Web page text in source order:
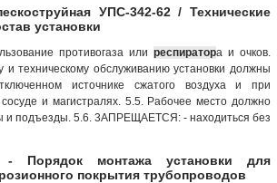
УПС-342-62 / Технические
установки
противогаза или респиратора и очков.
техническому обслуживанию установки должны
источнике сжатого воздуха и при
и магистралях. 5.5. Рабочее место должно
и подъезды. 5.6. 3АПРЕЩАЕТСЯ: - находиться без
Порядок монтажа установки для
покрытия трубопроводов